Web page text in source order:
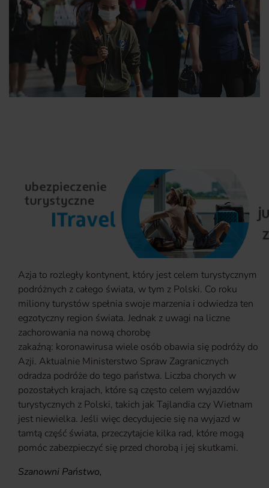
Azja to rozległy kontynent, który jest celem turystycznym
podróżnych z całego świata, w tym z Polski. Co roku
miliony turystów spełnia swoje marzenia i odwiedza ten
egzotyczny region świata. Jednak z uwagi na liczne
zachorowania na nową chorobę
zakaźną: koronawirusa wiele osób obawia się podróży do
Azji. Aktualnie Ministerstwo Spraw Zagranicznych
odradza podróże do tego państwa. Liczba chorych w
pozostałych krajach, które są często celem wyjazdów
turystycznych z Polski, takich jak Tajlandia czy Wietnam
jest niewielka. Jeśli więc decydujecie się na wyjazd w
tamtą część świata, przeczytajcie kilka rad, które mogą
pomóc zabezpieczyć się przed chorobą i jej skutkami.
Szanowni Państwo,